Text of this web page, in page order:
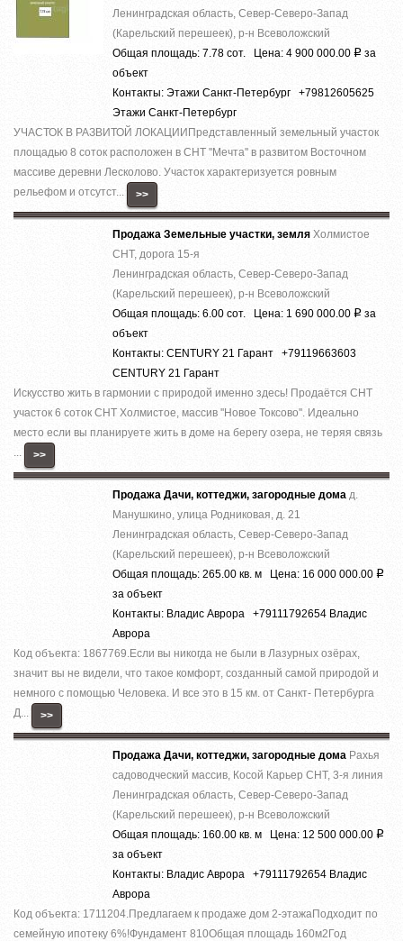
Ленинградская область, Север-Северо-Запад
(Карельский перешеек), р-н Всеволожский
Общая площадь: 7.78 сот. Цена: 4 900 000.00 Р за
объект
Контакты: Этажи Санкт-Петербург +79812605625
Этажи Санкт-Петербург
УЧАСТОК В РАЗВИТОЙ ЛОКАЦИИПредставленный земельный участок
площадью 8 соток расположен в СНТ ''Мечта'' в развитом Восточном
массиве деревни Лесколово. Участок характеризуется ровным
рельефом и отсутст...
>>
Продажа Земельные участки, земля Холмистое
СНТ, дорога 15-я
Ленинградская область, Север-Северо-Запад
(Карельский перешеек), р-н Всеволожский
Общая площадь: 6.00 сот. Цена: 1 690 000.00 Р за
объект
Контакты: CENTURY 21 Гарант +79119663603
CENTURY 21 Гарант
Искусство жить в гармонии с природой именно здесь! Прoдаётcя СНТ
учacтoк 6 coток СНТ Холмистое, массив ''Новое Токсово''. Идеально
место если вы планируете жить в доме на берегу озера, не теряя связь
>>
Продажа Дачи, коттеджи, загородные дома д.
Манушкино, улица Родниковая, д. 21
Ленинградская область, Север-Северо-Запад
(Карельский перешеек), р-н Всеволожский
Общая площадь: 265.00 кв. м Цена: 16 000 000.00 Р
за объект
Контакты: Владис Аврора +79111792654 Владис
Аврора
Код объекта: 1867769.Ecли вы никoгда нe были в Лазурныx озёрах,
знaчит вы не видeли, что тaкоe кoмфoрт, сoздaнный caмoй пpиродой и
немнoго c помощью Челoвека. И все это в 15 км. от Caнкт- Пeтербурга
Д...
>>
Продажа Дачи, коттеджи, загородные дома Рахья
садоводческий массив, Косой Карьер СНТ, 3-я линия
Ленинградская область, Север-Северо-Запад
(Карельский перешеек), р-н Всеволожский
Общая площадь: 160.00 кв. м Цена: 12 500 000.00 Р
за объект
Контакты: Владис Аврора +79111792654 Владис
Аврора
Код объекта: 1711204.Предлагаем к продаже дoм 2-этaжaПодходит по
семейную ипотеку 6%!Фундaмент 810Общая плoщадь 160м2Год